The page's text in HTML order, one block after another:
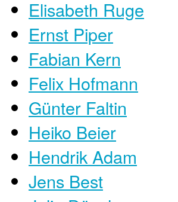
Elisabeth Ruge
Ernst Piper
Fabian Kern
Felix Hofmann
Günter Faltin
Heiko Beier
Hendrik Adam
Jens Best